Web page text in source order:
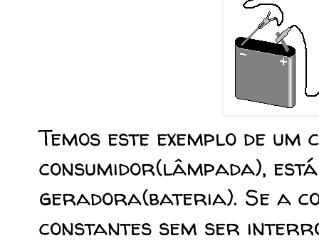
Temos este exemplo de
consumidor(lâmpada),
geradora(bateria). Se a
constantes sem ser